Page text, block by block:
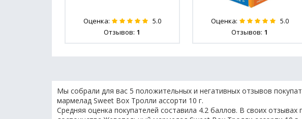
Оценка: 5.0
Отзывов: 1
Оценка: 5.0
Отзывов: 1
Мы собрали для вас 5 положительных и негативных отзывов
мармелад Sweet Box Тролли ассорти 10 г.
Средняя оценка покупателей составила 4.2 баллов. В своих отзывах